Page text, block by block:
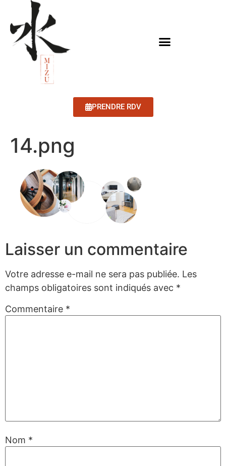
PRENDRE RDV
14.png
Laisser un commentaire
Votre adresse e-mail ne sera pas publiée. Les
champs obligatoires sont indiqués avec *
Commentaire *
Nom *